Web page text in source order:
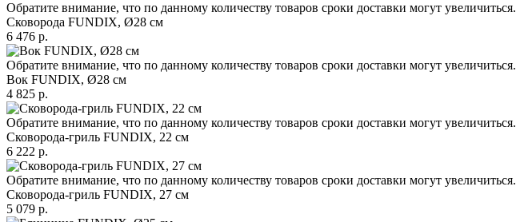
Обратите внимание, что по данному количеству товаров сроки доставки могут увеличиться.
Сковорода FUNDIX, Ø28 см
6 476 р.
Обратите внимание, что по данному количеству товаров сроки доставки могут увеличиться.
Вок FUNDIX, Ø28 см
4 825 р.
Обратите внимание, что по данному количеству товаров сроки доставки могут увеличиться.
Сковорода-гриль FUNDIX, 22 см
6 222 р.
Обратите внимание, что по данному количеству товаров сроки доставки могут увеличиться.
Сковорода-гриль FUNDIX, 27 см
5 079 р.